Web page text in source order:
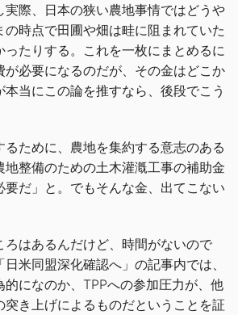
実際、日本の狭い農地事情ではどうや
の時点で田圃や畑は畦に阻まれていた
ったりする。これを一枚にまとめるに
が必要になるのだが、その金はどこか
本当にこの論を推すなら、後段でこう
るために、農地を集約する意志のある
地整備のための土木灌漑工事の補助金
要だ」と。でもそんな金、出てこない
ろはあるんだけど、時間がないので
米同盟深化確認へ」の記事内では、
的になのか、TPPへの参加圧力が、他
突き上げによるものだということを証